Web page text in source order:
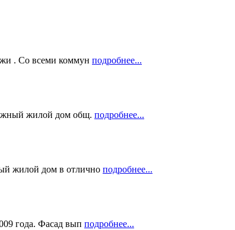
. Со всеми коммун подробнее...
жилой дом общ. подробнее...
жилой дом в отлично подробнее...
года. Фасад вып подробнее...